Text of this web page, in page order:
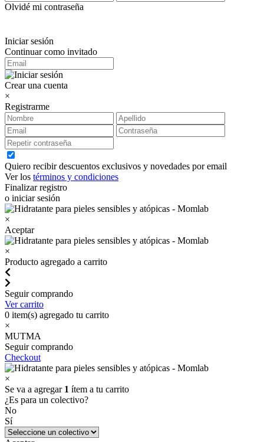
Olvidé mi contraseña
Iniciar sesión
Continuar como invitado
Crear una cuenta
×
Registrarme
Quiero recibir descuentos exclusivos y novedades por email
Ver los términos y condiciones
Finalizar registro
o iniciar sesión
×
Aceptar
×
Producto agregado a carrito
Seguir comprando
Ver carrito
0 item(s) agregado tu carrito
×
MUTMA
Seguir comprando
Checkout
×
Se va a agregar 1 ítem a tu carrito
¿Es para un colectivo?
No
Sí